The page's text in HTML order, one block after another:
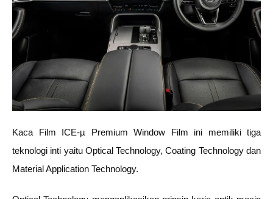
Kaca Film ICE-µ Premium Window Film ini memiliki tiga
teknologi inti yaitu Optical Technology, Coating Technology dan
Material Application Technology.